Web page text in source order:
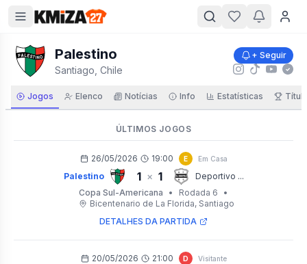
Palestino
Santiago, Chile
+ Seguir
Jogos Elenco Notícias Info Estatísticas
ÚLTIMOS JOGOS
26/05/2026 19:00 E Em Casa
Palestino 1 × 1
Deportivo ...
Copa Sul-Americana
• Rodada 6
•
Bicentenario de La Florida, Santiago
DETALHES DA PARTIDA
20/05/2026 21:00 D Visitante